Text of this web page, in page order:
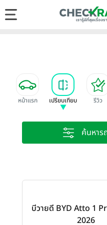
หน้าแรก เปรียบเทียบ รีวิว
ค้นหาร
บีวายดี BYD Atto 1
2026